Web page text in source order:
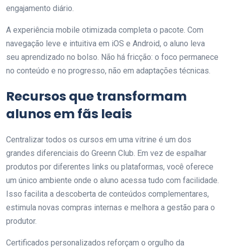
engajamento diário.
A experiência mobile otimizada completa o pacote. Com
navegação leve e intuitiva em iOS e Android, o aluno leva
seu aprendizado no bolso. Não há fricção: o foco permanece
no conteúdo e no progresso, não em adaptações técnicas.
Recursos que transformam
alunos em fãs leais
Centralizar todos os cursos em uma vitrine é um dos
grandes diferenciais do Greenn Club. Em vez de espalhar
produtos por diferentes links ou plataformas, você oferece
um único ambiente onde o aluno acessa tudo com facilidade.
Isso facilita a descoberta de conteúdos complementares,
estimula novas compras internas e melhora a gestão para o
produtor.
Certificados personalizados reforçam o orgulho da